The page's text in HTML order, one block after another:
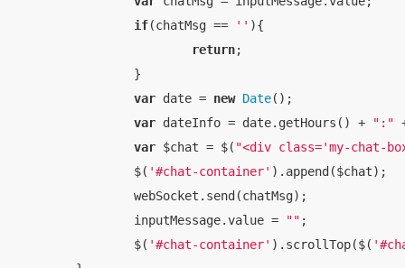
if(chatMsg == '' ){
return;
var date = new Date();
var dateInfo = date.getHours() + ":"
var $chat = $( "<div class='my-chat-
		$(
'#chat-container' ).append($chat);
		inputMessage.value =
"" ;
		$(
'#chat-container' ).scrollTop($(